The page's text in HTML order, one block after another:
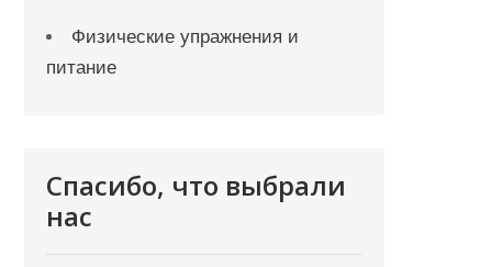
Физические упражнения и
питание
Спасибо, что выбрали
нас